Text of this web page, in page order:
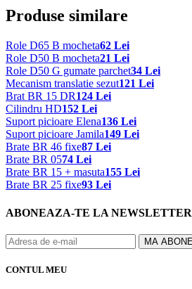
Produse similare
Role D65 B mocheta62 Lei
Role D50 B mocheta21 Lei
Role D50 G gumate parchet34 Lei
Mecanism translatie sezut121 Lei
Brat BR 15 DR124 Lei
Cilindru HD152 Lei
Suport picioare Elena136 Lei
Suport picioare Jamila149 Lei
Brate BR 46 fixe87 Lei
Brate BR 0574 Lei
Brate BR 15 + masuta155 Lei
Brate BR 25 fixe93 Lei
ABONEAZA-TE LA NEWSLETTER
CONTUL MEU